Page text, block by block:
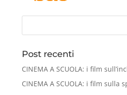
Post recenti
CINEMA A SCUOLA: i film
CINEMA A SCUOLA: i film sulla